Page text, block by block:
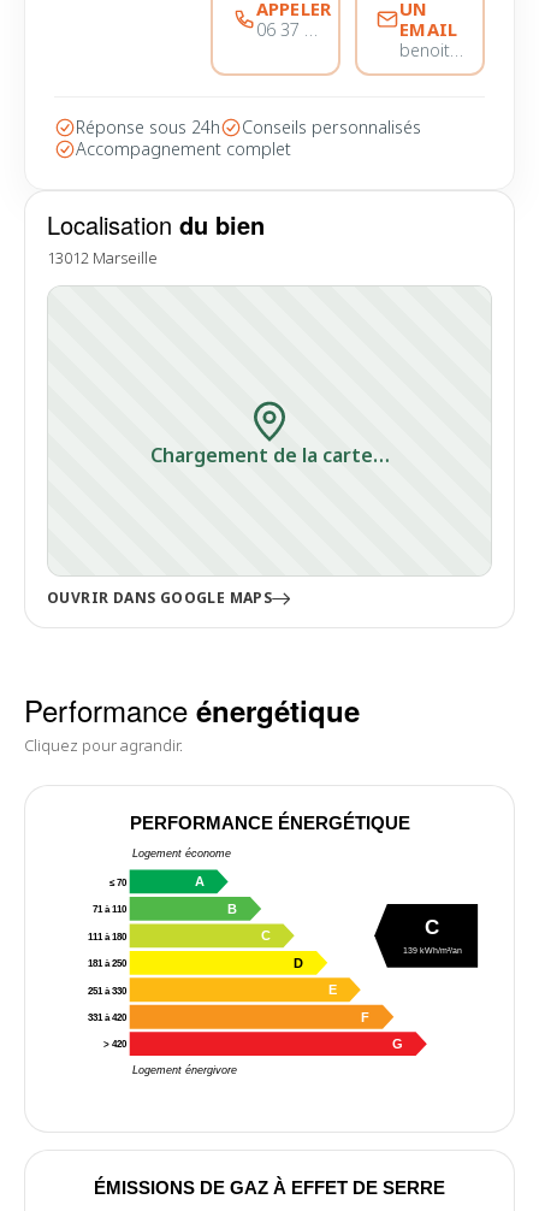
Localisation du bien
13012 Marseille
Chargement de la carte…
OUVRIR DANS GOOGLE MAPS
APPELER
06 37 56 68 51
UN
EMAIL
benoitmarinvicente@immobiliere-pujol.fr
Réponse sous 24h
Conseils personnalisés
Accompagnement complet
Performance énergétique
Cliquez pour agrandir.
PERFORMANCE ÉNERGÉTIQUE
Logement économe
Logement énergivore
≤ 70 A
71 à 110 B
111 à 180 C
181 à 250 D
251 à 330 E
331 à 420 F
> 420 G
C
139 kWh/m²/an
ÉMISSIONS DE GAZ À EFFET DE SERRE